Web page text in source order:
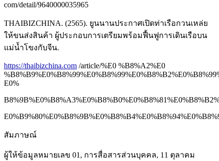
com/detail/9640000035965
THAIBIZCHINA. (2565). ยูนนานประกาศเปิดท่าเรือกวนเหล่ย
ให้ขนส่งสินค้า ผู้ประกอบการเตรียมพร้อมฟื้นฟูการเดินเรือบน
แม่น้ำโขงกับจีน.
https://thaibizchina.com /article/%E0 %B8%A2%E0
E0%
สัมภาษณ์
ผู้ให้ข้อมูลหมายเลข 01, การสื่อสารส่วนบุคคล, 11 ตุลาคม